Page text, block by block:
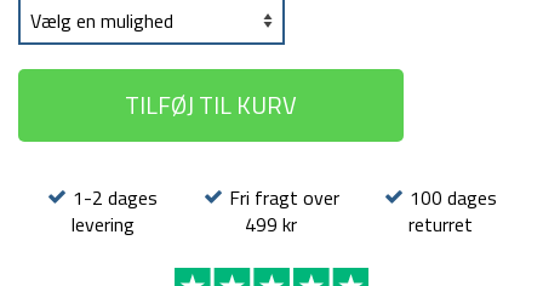
TILFØJ TIL KURV
1-2 dages
levering
Fri fragt over
499 kr
100 dages
returret